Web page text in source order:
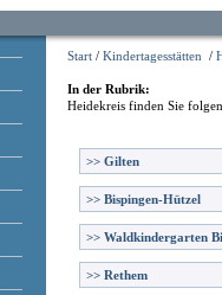
Start / Kindertagesstätten /
In der Rubrik:
Heidekreis finden Sie
>> Gilten
>> Bispingen-Hützel
>> Waldkindergarten
>> Rethem